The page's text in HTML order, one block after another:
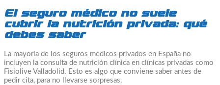
El seguro médico no suele
cubrir la nutrición privada: qué
debes saber
La mayoría de los seguros médicos privados en España no
incluyen la consulta de nutrición clínica en clínicas privadas como
Fisiolive Valladolid. Esto es algo que conviene saber antes de
pedir cita, para no llevarse sorpresas.